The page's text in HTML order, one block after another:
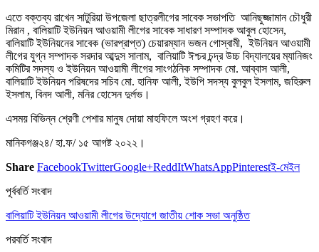
এতে বক্তব্য রাখেন সাটুরিয়া উপজেলা ছাত্রলীগের সাবেক সভাপতি আনিছুজ্জামান চৌধুরী
মিরান , বালিয়াটি ইউনিয়ন আওয়ামী লীগের সাবেক সাধারণ সম্পাদক আবুল হোসেন,
বালিয়াটি ইউনিয়নের সাবেক (ভারপ্রাপ্ত) চেয়ারম্যান ভজন গোস্বামী, ইউনিয়ন আওয়ামী
লীগের যুগ্ন সম্পাদক সরদার আব্দুস সালাম, বালিয়াটি ঈশ্চর চন্দ্র উচ্চ বিদ্যালয়ের ম্যানিজং
কমিটির সদস্য ও ইউনিয়ন আওয়ামী লীগের সাংগঠনিক সম্পাদক মো. আব্বাস আলী,
বালিয়াটি ইউনিয়ন পরিষদের সচিব মো. হানিফ আলী, ইউপি সদস্য বুলবুল ইসলাম, জহিরুল
ইসলাম, বিনদ আলী, মনির হোসেন দুর্লভ।
এসময় বিভিন্ন শ্রেণী পেশার মানুষ দোয়া মাহফিলে অংশ গ্রহণ করে।
মানিকগঞ্জ২৪/ হা.ফ/ ১৫ আগষ্ট ২০২২।
Share FacebookTwitterGoogle+ReddItWhatsAppPinterestই-মেইল
পূর্ববর্তি সংবাদ
বালিয়াটি ইউনিয়ন আওয়ামী লীগের উদ্যোগে জাতীয় শোক সভা অনুষ্ঠিত
পরবর্তি সংবাদ